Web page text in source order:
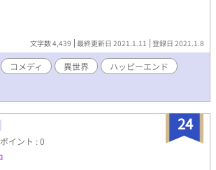
文字数 4,439 最終更新日 2021.1.11 登録日 2021.1.8
コメディ 異世界
ハッピーエンド
24
イント : 0